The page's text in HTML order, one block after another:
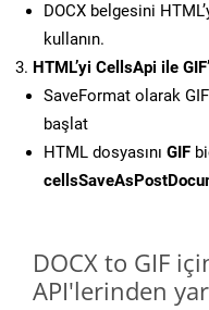
DOCX belgesini
kullanın.
HTML’yi CellsApi ile
SaveFormat olarak
başlat
HTML dosyasını GIF
DOCX to GIF
API'lerinden